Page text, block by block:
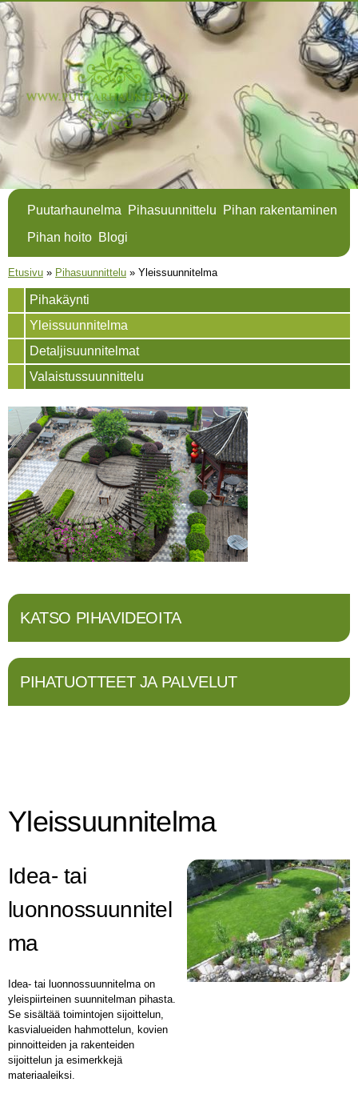
pääsisältöön
Puutarhaunelma Pihasuunnittelu
Pihan rakentaminen
Pihan hoito Blogi
Olet täällä
Etusivu » Pihasuunnittelu » Yleissuunnitelma
Pihakäynti
Yleissuunnitelma
Detaljisuunnitelmat
Valaistussuunnittelu
KATSO PIHAVIDEOITA
PIHATUOTTEET JA PALVELUT
Yleissuunnitelma
Idea- tai
luonnossuunnitel
ma
Idea- tai luonnossuunnitelma on
yleispiirteinen suunnitelman pihasta.
Se sisältää toimintojen sijoittelun,
kasvialueiden hahmottelun, kovien
pinnoitteiden ja rakenteiden
sijoittelun ja esimerkkejä
materiaaleiksi.